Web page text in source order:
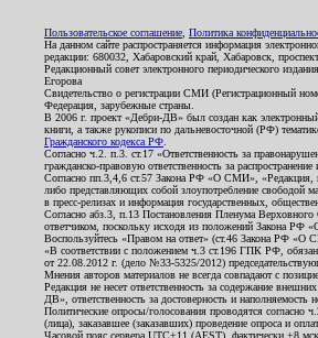
Пользовательское соглашение Политика
На данном сайте распространяется информация
редакции: 680032, Хабаровский край, Хабаровск,
Редакционный совет электронного
Егорова
Свидетельство о регистрации СМИ (Регистрационный
Федерация, зарубежные страны.
В 2006 г. проект «Дебри-ДВ» был создан как
книги, а также рукописи по дальневосточной (РФ)
Гражданского кодекса РФ
Согласно ч.2. п.3. ст.17 «Ответственность за
гражданско-правовую ответственность за
Согласно пп.3,4,6 ст.57 Закона РФ «О СМИ», «Редакция,
либо представляющих собой злоупотребление свободой
в пресс-релизах и информация государственных,
Согласно абз.3, п.13 Постановления Пленума
ответчиком, поскольку исходя из положений Закона РФ
Воспользуйтесь «Правом на ответ» (ст.46 Закона РФ «О
«В соответствии с положением ч.3 ст.196 ГПК РФ,
от 22.08.2012 г. (дело №33-5325/2012)
Мнения авторов материалов не всегда совпадают с
Редакция не несет ответственность за содержание
ДВ», ответственность за достоверность и наполняемость
Политические опросы/голосования проводятся
(лица), заказавшее (заказавших) проведение опроса и
Часовой пояс сервера UTC+11 (AEST), фактически +8 мск.